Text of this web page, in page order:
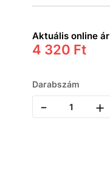
Aktuális online ár
4 320 Ft
Darabszám
- +